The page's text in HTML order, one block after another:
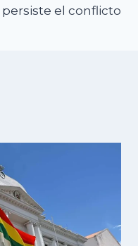
persiste el conflicto